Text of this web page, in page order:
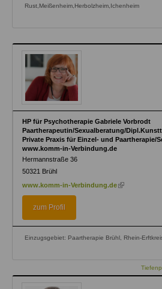
Rust,Meißenheim,Herbolzheim,Ichenheim
HP für Psychotherapie Gabriele Vorbrodt
Paartherapeutin/Sexualberatung/
Private Praxis für Einzel- und Paartherapie/
www.komm-in-Verbindung.de
Hermannstraße 36
50321
Brühl
www.komm-in-Verbindung.de (link
zum Profil
Einzugsgebiet: Paartherapie Brühl, Rhein-